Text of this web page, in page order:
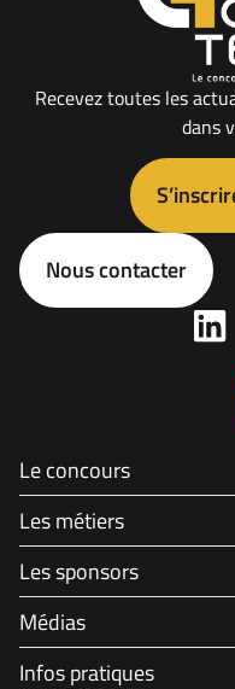
Recevez toutes les
dans
Nous contacter
Le concours
Les métiers
Les sponsors
Médias
Infos pratiques